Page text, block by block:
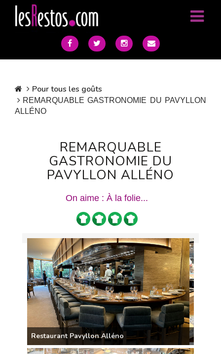
Pour tous les goûts
REMARQUABLE GASTRONOMIE DU PAVYLLON
ALLÉNO
REMARQUABLE
GASTRONOMIE DU
PAVYLLON ALLÉNO
On aime : À la folie...